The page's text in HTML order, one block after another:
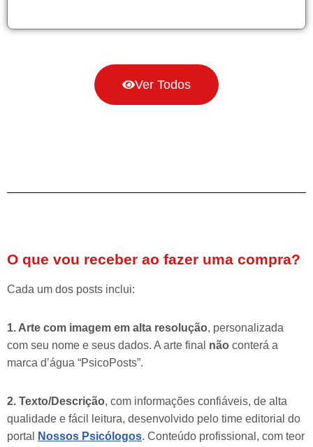
Ver Todos
O que vou receber ao fazer uma compra?
Cada um dos posts inclui:
1. Arte com imagem em alta resolução, personalizada
com seu nome e seus dados. A arte final não conterá a
marca d’água “PsicoPosts”.
2. Texto/Descrição, com informações confiáveis, de alta
qualidade e fácil leitura, desenvolvido pelo time editorial do
portal
Nossos Psicólogos. Conteúdo profissional, com teor